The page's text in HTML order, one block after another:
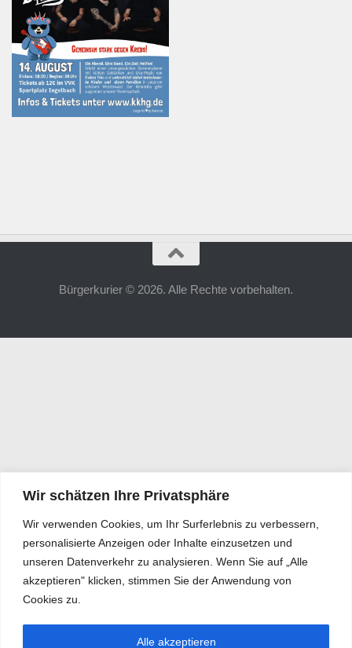
Wir schätzen Ihre Privatsphäre
Wir verwenden Cookies, um Ihr Surferlebnis zu verbessern,
personalisierte Anzeigen oder Inhalte einzusetzen und
unseren Datenverkehr zu analysieren. Wenn Sie auf „Alle
akzeptieren" klicken, stimmen Sie der Anwendung von
Cookies zu.
Alle akzeptieren
Bürgerkurier © 2026. Alle Rechte vorbehalten.